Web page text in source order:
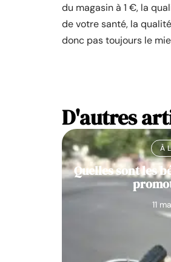
du magasin à 1 €, la
de votre santé, la
donc pas toujours le
D'autres
À
Quelles sont les
11